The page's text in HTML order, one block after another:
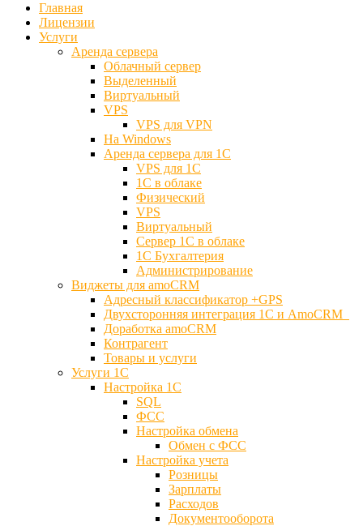
Главная
Лицензии
Услуги
Аренда сервера
Облачный сервер
Выделенный
Виртуальный
VPS
VPS для VPN
На Windows
Аренда сервера для 1С
VPS для 1С
1С в облаке
Физический
VPS
Виртуальный
Сервер 1С в облаке
1С Бухгалтерия
Администрирование
Виджеты для amoCRM
Адресный классификатор +GPS
Двухсторонняя интеграция 1С и AmoCRM
Доработка amoCRM
Контрагент
Товары и услуги
Услуги 1С
Настройка 1С
SQL
ФСС
Настройка обмена
Обмен с ФСС
Настройка учета
Розницы
Зарплаты
Расходов
Документооборота